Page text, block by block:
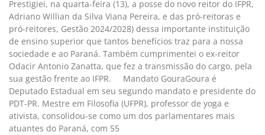
Prestigiei, na quarta-feira (13), a posse do novo reitor do IFPR,
Adriano Willian da Silva Viana Pereira, e das pró-reitoras e
pró-reitores, Gestão 2024/2028) dessa importante instituição
de ensino superior que tantos benefícios traz para a nossa
sociedade e ao Paraná. Também cumprimentei o ex-reitor
Odacir Antonio Zanatta, que fez a transmissão do cargo, pela
sua gestão frente ao IFPR. Mandato GouraGoura é
Deputado Estadual em seu segundo mandato e presidente do
PDT-PR. Mestre em Filosofia (UFPR), professor de yoga e
ativista, consolidou-se como um dos parlamentares mais
atuantes do Paraná, com 55